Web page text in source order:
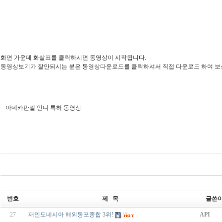
화면 가운데 화살표를 클릭하시면 동영상이 시작됩니다.
동영상보기가 잘안되시는 분은 동영상다운로드를 클릭하셔서 직접 다운로드 하여
아네카판넬 인니 특허 동영상
번호 제 목 글쓴
27 재인도네시아 해외동포종합 3위! API